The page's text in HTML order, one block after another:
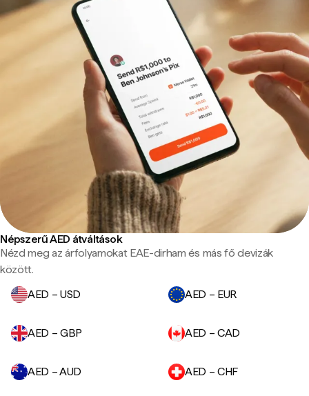
Népszerű AED átváltások
Nézd meg az árfolyamokat EAE-dirham és más fő devizák
között.
AED – USD
AED – EUR
AED – GBP AED – CAD
AED – AUD AED – CHF